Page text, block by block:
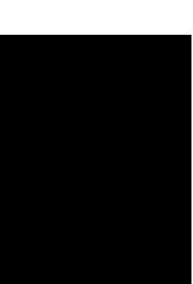
、バッテリ